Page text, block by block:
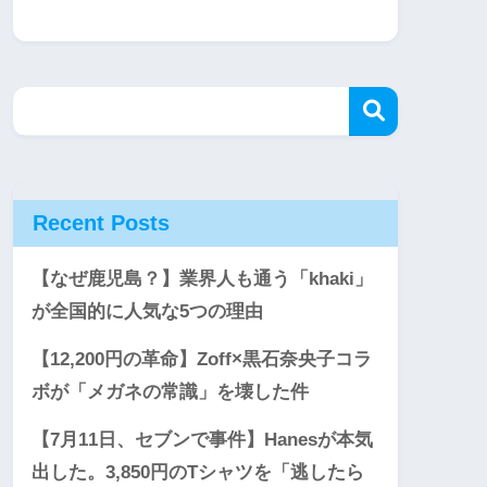
Recent Posts
【なぜ鹿児島？】業界人も通う「khaki」
が全国的に人気な5つの理由
【12,200円の革命】Zoff×黒石奈央子コラ
ボが「メガネの常識」を壊した件
【7月11日、セブンで事件】Hanesが本気
出した。3,850円のTシャツを「逃したら